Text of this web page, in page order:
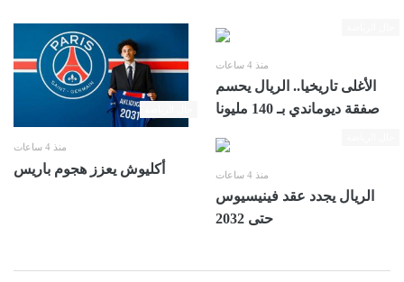
منذ 4 ساعات
أكليوش يعزز هجوم باريس
منذ 4 ساعات
الأغلى تاريخيا.. الريال يحسم
صفقة ديوماندي بـ 140 مليونا
منذ 4 ساعات
الريال يجدد عقد فينيسيوس
حتى 2032